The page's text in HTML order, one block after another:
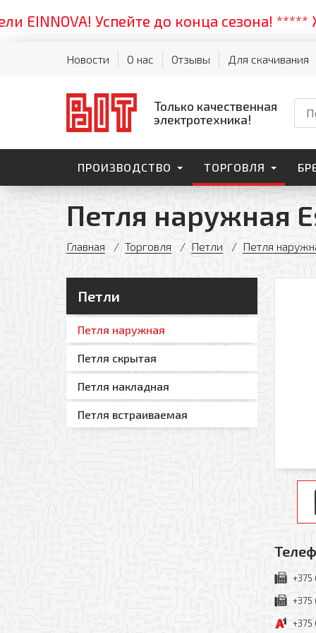
Успейте до конца сезона! *****
Новости О нас Отзывы Для скачивания
Только качественная
электротехника!
ПРОИЗВОДСТВО ТОРГОВЛЯ
Петля наружная
Главная Торговля Петли Петля
Петли
Петля наружная
Петля скрытая
Петля накладная
Петля встраиваемая
+375
+375
+375